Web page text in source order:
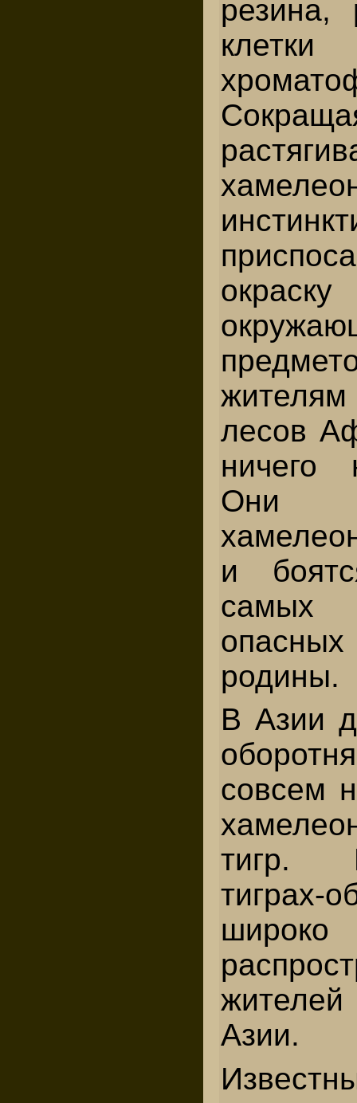
резина,
лесов
ничего
Они
и
опасных
родины.
В Азии
совсем
тигр.
тиграх-
широко
Азии.